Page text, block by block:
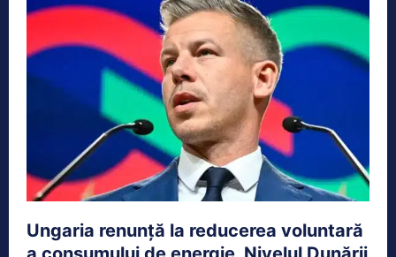
Ungaria renunță la reducerea voluntară